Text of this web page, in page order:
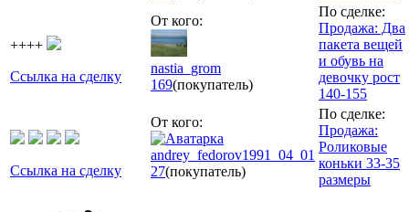
++++
Ссылка на сделку
От кого:
nastia_grom
169(покупатель)
По сделке:
Продажа: Два
пакета вещей
и обувь на
девочку рост
140-155
Ссылка на сделку
От кого:
andrey_fedorov1991_04_01
27(покупатель)
По сделке:
Продажа:
Роликовые
коньки 33-35
размеры